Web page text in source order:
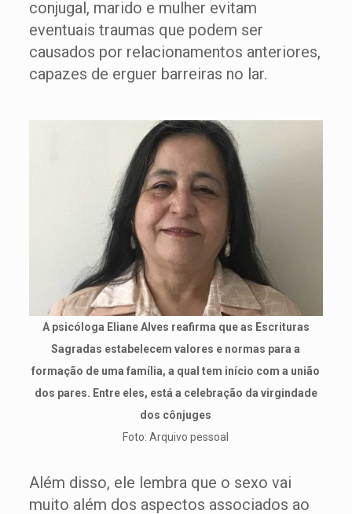
conjugal, marido e mulher evitam
eventuais traumas que podem ser
causados por relacionamentos anteriores,
capazes de erguer barreiras no lar.
A psicóloga Eliane Alves reafirma que as Escrituras
Sagradas estabelecem valores e normas para a
formação de uma família, a qual tem início com a união
dos pares. Entre eles, está a celebração da virgindade
dos cônjuges
Foto: Arquivo pessoal
Além disso, ele lembra que o sexo vai
muito além dos aspectos associados ao